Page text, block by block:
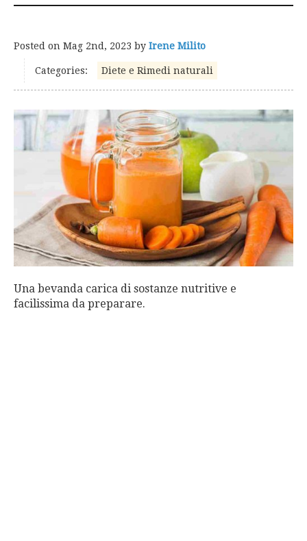
Posted on Mag 2nd, 2023 by Irene Milito
Categories: Diete e Rimedi naturali
Una bevanda carica di sostanze nutritive e
facilissima da preparare.